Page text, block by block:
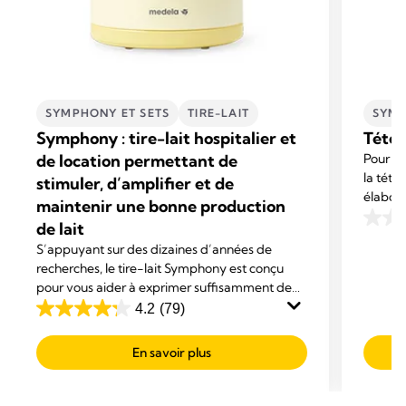
SYMPHONY ET SETS TIRE-LAIT
Symphony : tire-lait hospitalier et
de location permettant de
stimuler, d’amplifier et de
maintenir une bonne production
de lait
S’appuyant sur des dizaines d’années de
recherches, le tire-lait Symphony est conçu
pour vous aider à exprimer suffisamment de
lait pour favoriser l’allaitement de votre bébé.
maximale.
4.2 (79)
4.2
sur
5
En savoir plus
Pour
la